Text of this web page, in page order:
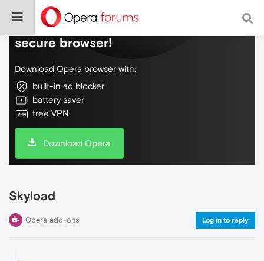
Do more on the web, with a fast and
secure browser!
Download Opera browser with:
built-in ad blocker
battery saver
free VPN
Download Opera
Skyload
Opera add-ons Log in to reply